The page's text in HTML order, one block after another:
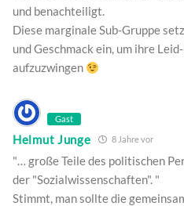
und benachteiligt.
Diese marginale Sub-Gruppe
und Geschmack ein, um ihre
aufzuzwingen
Gast
Helmut Junge 8 Jahre vor
"… große Teile des politischen
der "Sozialwissenschaften". "
Stimmt, man sollte die